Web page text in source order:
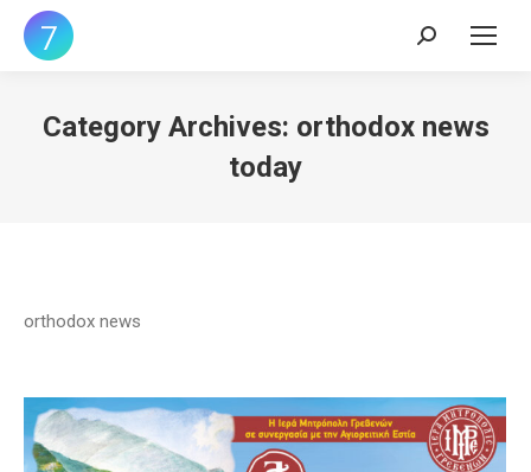
Search:
Category Archives: orthodox news
today
orthodox news